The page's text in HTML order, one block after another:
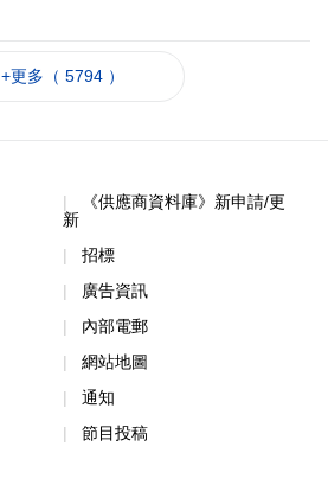
+更多（ 5794 ）
《供應商資料庫》新申請/更
新
招標
廣告資訊
內部電郵
網站地圖
通知
節目投稿